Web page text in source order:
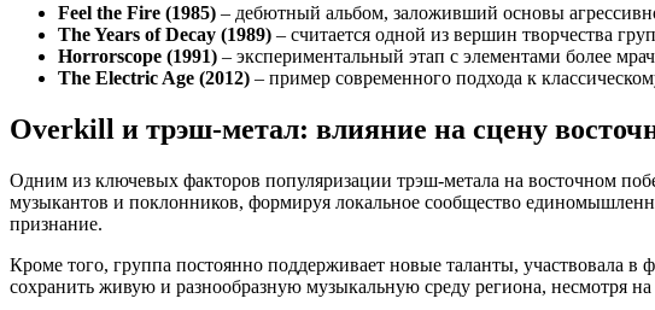
Feel the Fire (1985) – дебютный альбом, заложивший основы
The Years of Decay (1989) – считается одной из вершин творчества
Horrorscope (1991) – экспериментальный этап с элементами более
The Electric Age (2012) – пример современного подхода к
Overkill и трэш-метал: влияние на сцену
Одним из ключевых факторов популяризации трэш-метала на восточном
музыкантов и поклонников, формируя локальное сообщество
признание.
Кроме того, группа постоянно поддерживает новые таланты, участвовала
сохранить живую и разнообразную музыкальную среду региона, несмотря